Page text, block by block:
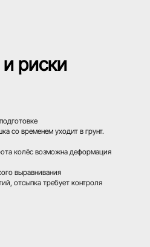
риски
со временем уходит в грунт.
колёс возможна деформация
выравнивания
отсыпка требует контроля